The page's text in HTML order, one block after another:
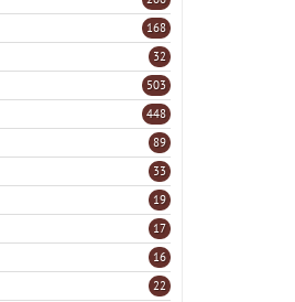
168
32
503
448
89
33
19
17
16
22